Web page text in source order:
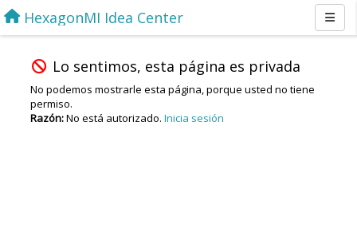
HexagonMI Idea Center
Lo sentimos, esta página es privada
No podemos mostrarle esta página, porque usted no tiene
permiso.
Razón:No está autorizado. Inicia sesión